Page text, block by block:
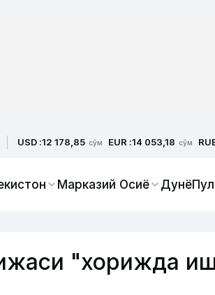
USD :12 178,85 сўм EUR :14 053,18 сўм
Марказий Осиё ДунёПул
"хорижда